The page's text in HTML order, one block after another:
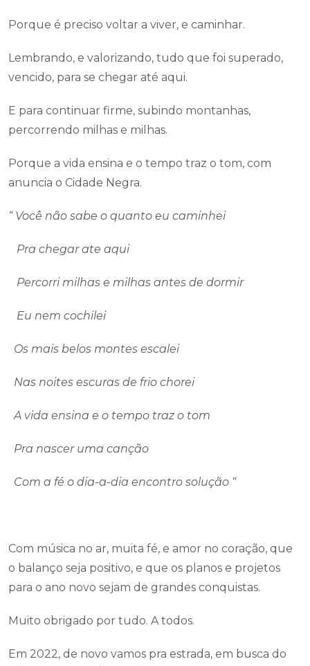
Porque é preciso voltar a viver, e caminhar.
Lembrando, e valorizando, tudo que foi superado,
vencido, para se chegar até aqui.
E para continuar firme, subindo montanhas,
percorrendo milhas e milhas.
Porque a vida ensina e o tempo traz o tom, com
anuncia o Cidade Negra.
“ Você não sabe o quanto eu caminhei
Pra chegar ate aqui
Percorri milhas e milhas antes de dormir
Eu nem cochilei
Os mais belos montes escalei
Nas noites escuras de frio chorei
A vida ensina e o tempo traz o tom
Pra nascer uma canção
Com a fé o dia-a-dia encontro solução “
Com música no ar, muita fé, e amor no coração, que
o balanço seja positivo, e que os planos e projetos
para o ano novo sejam de grandes conquistas.
Muito obrigado por tudo. A todos.
Em 2022, de novo vamos pra estrada, em busca do